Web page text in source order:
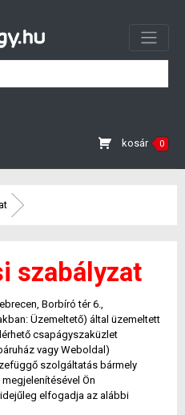
kosár 0
szabályzat
Borbíró tér 6.,
Üzemeltető) által üzemeltett
csapágyszaküzlet
vagy Weboldal)
szolgáltatás bármely
Ön
elfogadja az alábbi